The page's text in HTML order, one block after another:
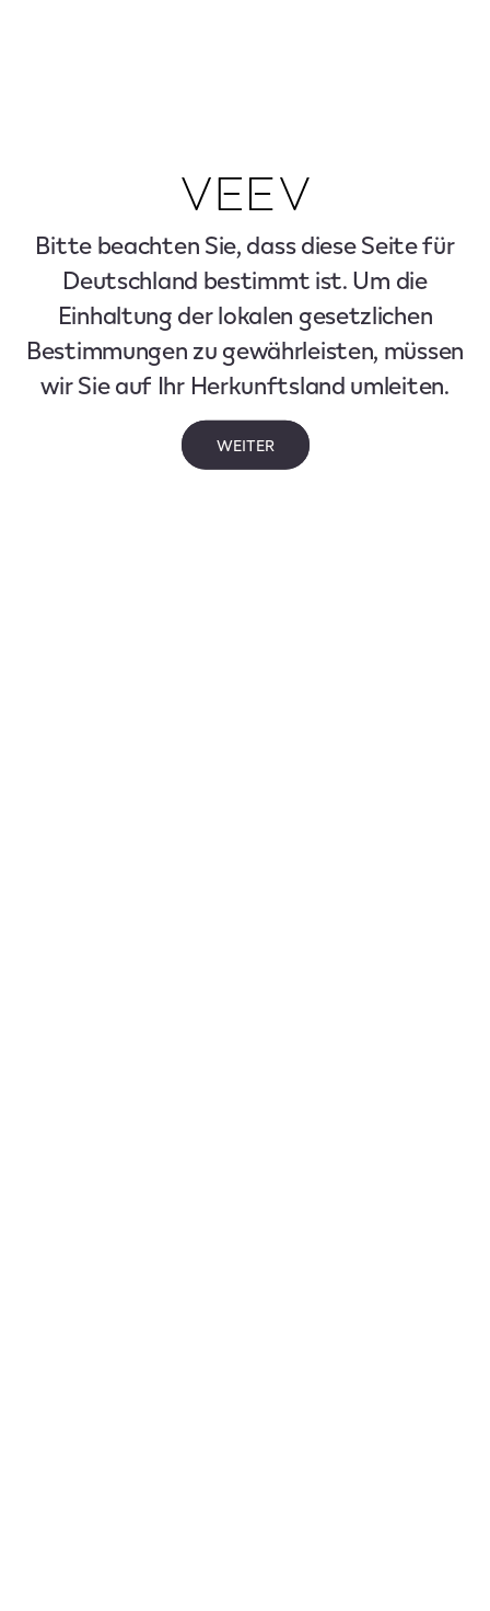
Bitte beachten Sie, dass diese Seite für
Deutschland bestimmt ist. Um die
Einhaltung der lokalen gesetzlichen
Bestimmungen zu gewährleisten, müssen
wir Sie auf Ihr Herkunftsland umleiten.
WEITER